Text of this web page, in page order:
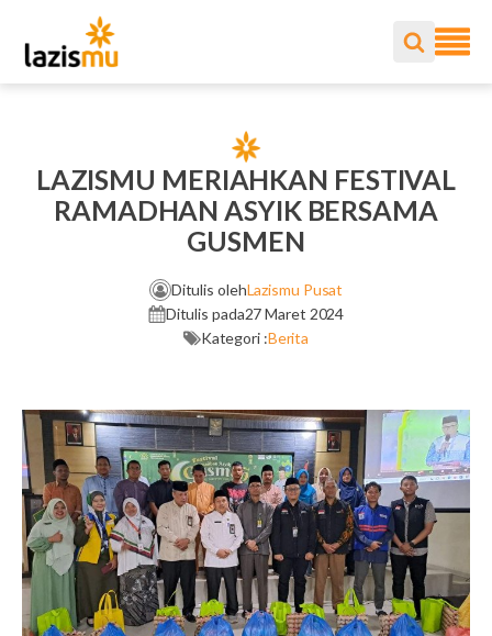
LAZISMU MERIAHKAN FESTIVAL
RAMADHAN ASYIK BERSAMA
GUSMEN
Ditulis olehLazismu Pusat
Ditulis pada27 Maret 2024
Kategori :Berita